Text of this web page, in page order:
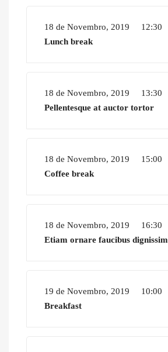
18 de Novembro, 2019
12:30
Lunch break
18 de Novembro, 2019
13:30
Pellentesque at auctor tortor
18 de Novembro, 2019
15:00
Coffee break
18 de Novembro, 2019
16:30
Etiam ornare faucibus dignissim
19 de Novembro, 2019
10:00
Breakfast